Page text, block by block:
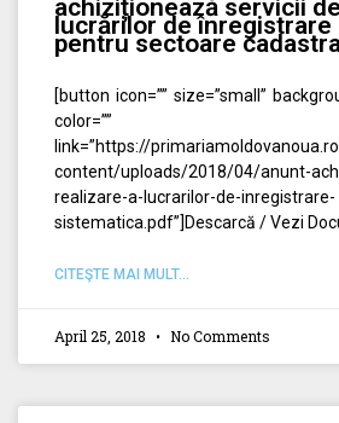
achiziționează servicii
lucrărilor de înregistrare
pentru sectoare
[button icon=”” size=”small”
color=””
link=”https://
content/uploads/2018/04/anunt-
realizare-a-lucrarilor-de-inregistrare-
sistematica.pdf”]Descarcă / Vezi
CITEŞTE MAI MULT...
April 25, 2018 No Comments